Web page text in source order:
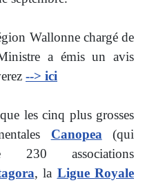
Wallonne chargé de
a émis un avis
--> ici
les cinq plus grosses
Canopea(qui
associations
, la Ligue Royale